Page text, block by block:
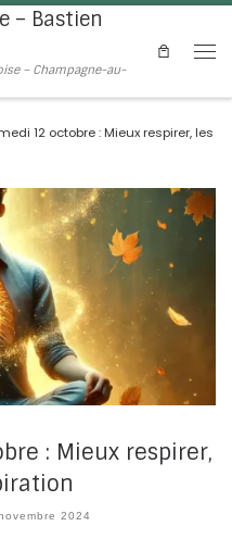
– Bastien
– Champagne-au-
12 octobre : Mieux respirer, les
: Mieux respirer,
2024